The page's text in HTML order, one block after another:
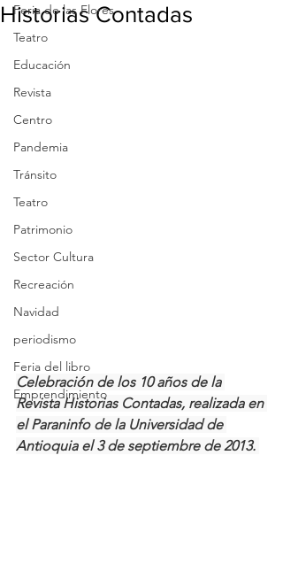
Feria de las Flores
Teatro
Educación
Revista
Centro
Pandemia
Tránsito
Teatro
Patrimonio
Sector Cultura
Recreación
Navidad
periodismo
Feria del libro
Emprendimiento
Historias Contadas
Celebración de los 10 años de la
Revista Historias Contadas, realizada en
el Paraninfo de la Universidad de
Antioquia el 3 de septiembre de 2013.